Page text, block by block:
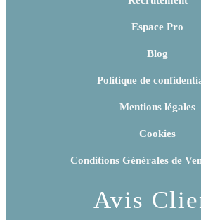
Espace Pro
Blog
Politique de
Mentions légales
Cookies
Conditions Générales de
Avis